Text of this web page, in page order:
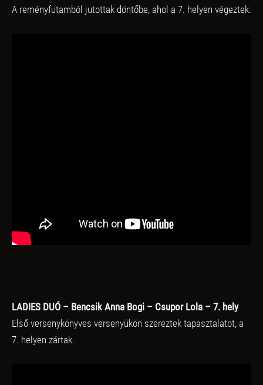
A reményfutamból jutottak döntőbe, ahol a 7. helyen végeztek.
LADIES DUÓ – Bencsik Anna Bogi – Csupor Lola – 7. hely
Első versenykönyves versenyükön szereztek tapasztalatot, a
7. helyen zártak.